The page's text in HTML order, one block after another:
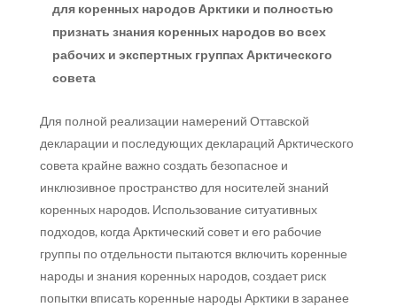
для коренных народов Арктики и полностью
признать знания коренных народов во всех
рабочих и экспертных группах Арктического
совета
Для полной реализации намерений Оттавской
декларации и последующих деклараций Арктического
совета крайне важно создать безопасное и
инклюзивное пространство для носителей знаний
коренных народов. Использование ситуативных
подходов, когда Арктический совет и его рабочие
группы по отдельности пытаются включить коренные
народы и знания коренных народов, создает риск
попытки вписать коренные народы Арктики в заранее